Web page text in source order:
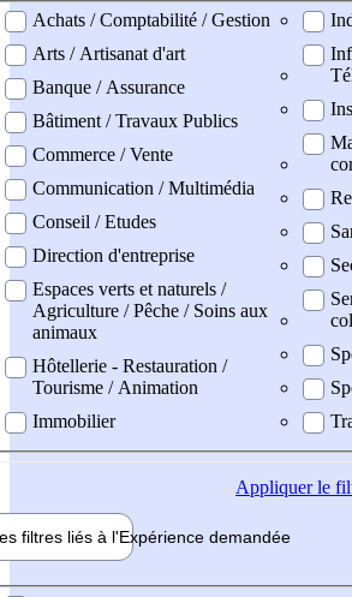
professionel
Achats / Comptabilité / Gestion
Arts / Artisanat d'art
Banque / Assurance
Bâtiment / Travaux Publics
Commerce / Vente
Communication / Multimédia
Conseil / Etudes
Direction d'entreprise
Espaces verts et naturels /
Agriculture / Pêche / Soins aux
animaux
Hôtellerie - Restauration /
Tourisme / Animation
Immobilier
Appliquerle
filtres liés à l'Expérience demandée